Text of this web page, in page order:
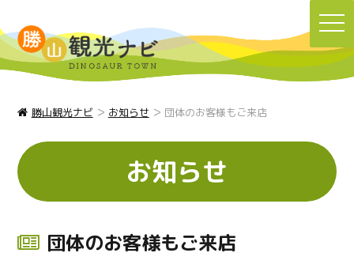
勝山観光ナビ > お知らせ > 団体のお客様もご来店
お知らせ
団体のお客様もご来店